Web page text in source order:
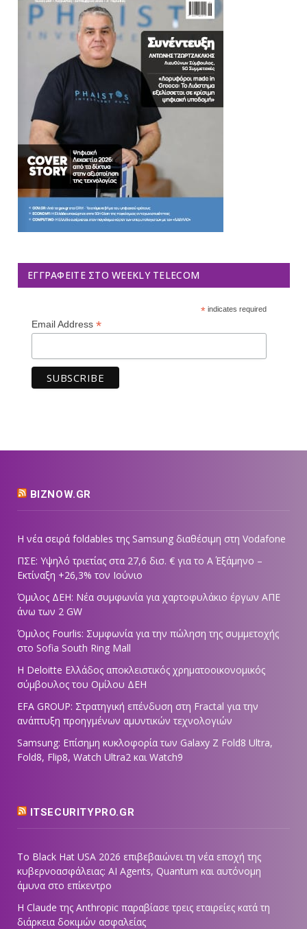
ΕΓΓΡΑΦΕΊΤΕ ΣΤΟ WEEKLY TELECOM
*indicates required
Email Address *
BIZNOW.GR
Η νέα σειρά foldables της Samsung διαθέσιμη στη Vodafone
ΠΣΕ: Υψηλό τριετίας στα 27,6 δισ. € για το Α΄ Εξάμηνο –
Εκτίναξη +26,3% τον Ιούνιο
Όμιλος ΔΕΗ: Νέα συμφωνία για χαρτοφυλάκιο έργων ΑΠΕ
άνω των 2 GW
Όμιλος Fourlis: Συμφωνία για την πώληση της συμμετοχής
στο Sofia South Ring Mall
Η Deloitte Ελλάδος αποκλειστικός χρηματοοικονομικός
σύμβουλος του Ομίλου ΔΕΗ
EFA GROUP: Στρατηγική επένδυση στη Fractal για την
ανάπτυξη προηγμένων αμυντικών τεχνολογιών
Samsung: Επίσημη κυκλοφορία των Galaxy Z Fold8 Ultra,
Fold8, Flip8, Watch Ultra2 και Watch9
ITSECURITYPRO.GR
Το Black Hat USA 2026 επιβεβαιώνει τη νέα εποχή της
κυβερνοασφάλειας: AI Agents, Quantum και αυτόνομη
άμυνα στο επίκεντρο
Η Claude της Anthropic παραβίασε τρεις εταιρείες κατά τη
διάρκεια δοκιμών ασφαλείας